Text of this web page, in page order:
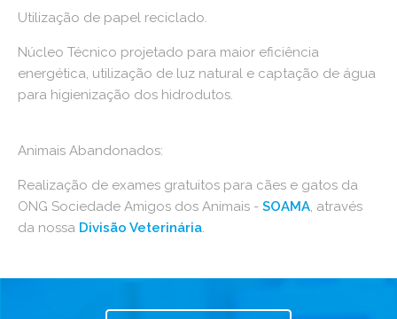
Utilização de papel reciclado.
Núcleo Técnico projetado para maior eficiência
energética, utilização de luz natural e captação de água
para higienização dos hidrodutos.
Animais Abandonados:
Realização de exames gratuitos para cães e gatos da
ONG Sociedade Amigos dos Animais - SOAMA, através
da nossa Divisão Veterinária.